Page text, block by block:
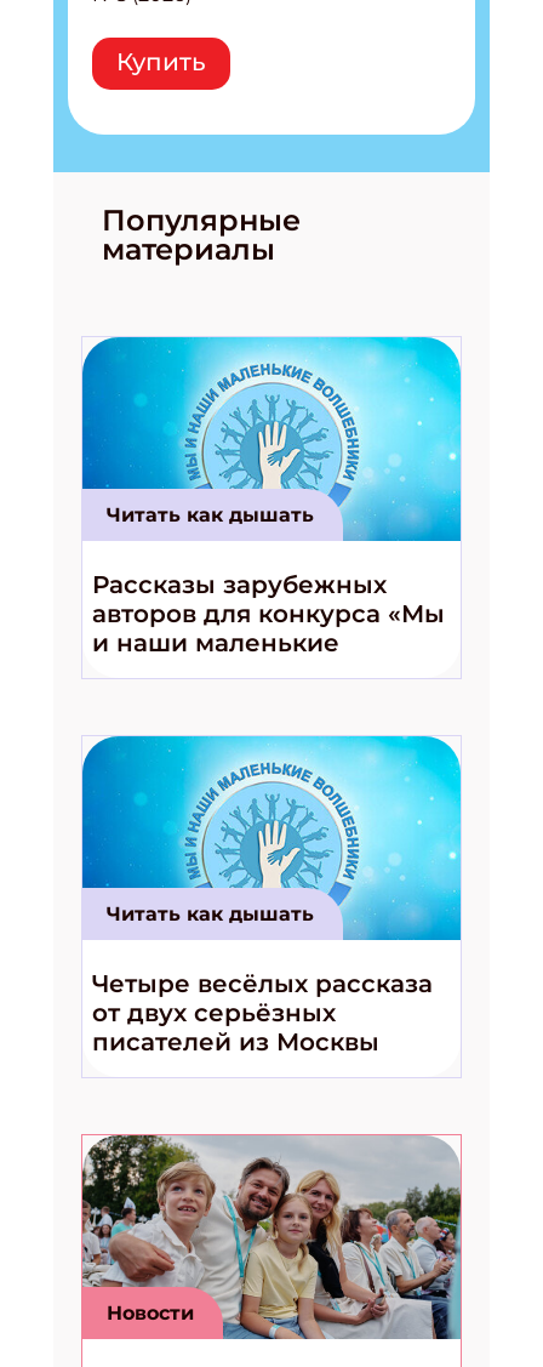
Купить
Популярные
материалы
Читать как дышать
Рассказы зарубежных
авторов для конкурса «Мы
и наши маленькие
волшебники!»
Читать как дышать
Четыре весёлых рассказа
от двух серьёзных
писателей из Москвы
Новости